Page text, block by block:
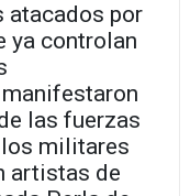
atacados por
ya controlan
las fuerzas
militares
artistas de